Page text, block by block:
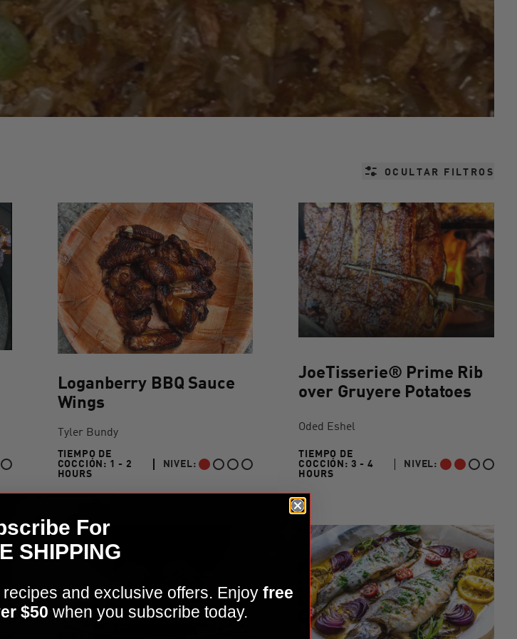
OCULTAR FILTROS
Loganberry BBQ Sauce
Wings
Tyler Bundy
TIEMPO DE
COCCIÓN: 1 - 2
HOURS1 TO 2 HOURS"
NIVEL:
PRINCIPIANTE
JoeTisserie® Prime Rib
over Gruyere Potatoes
Oded Eshel
TIEMPO DE
COCCIÓN: 3 - 4
HOURS3 TO 4 HOURS"
NIVEL:
INTERMEDIO
For
SHIPPING
and exclusive offers. Enjoy free
$50 when you subscribe today.